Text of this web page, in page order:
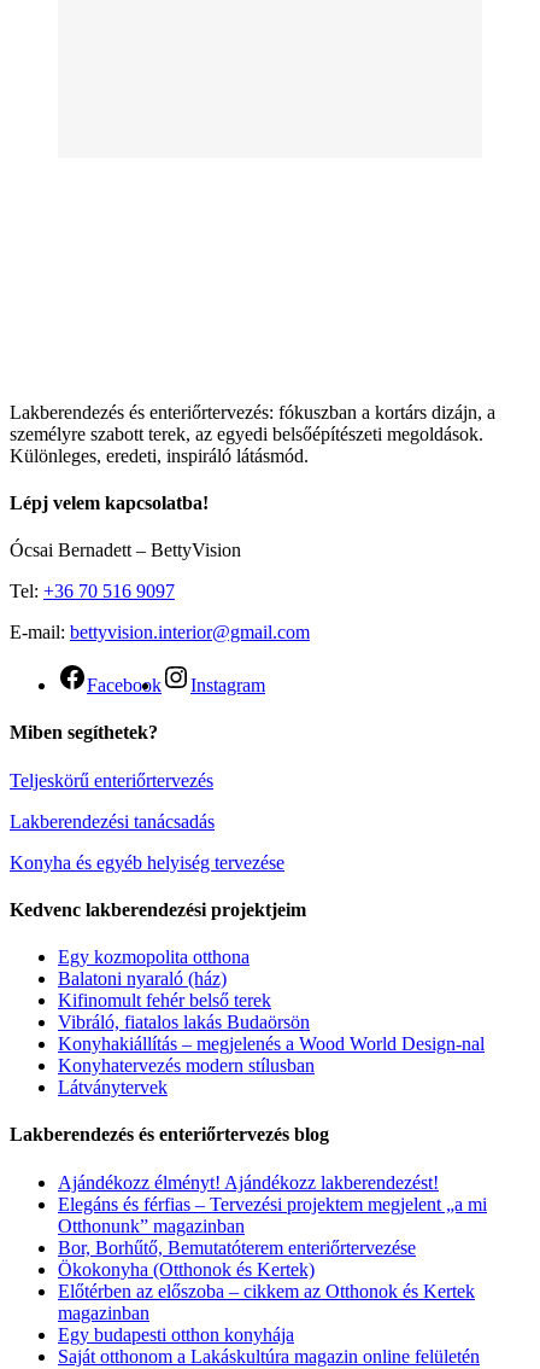
Lakberendezés és enteriőrtervezés: fókuszban a kortárs dizájn, a
személyre szabott terek, az egyedi belsőépítészeti megoldások.
Különleges, eredeti, inspiráló látásmód.
Lépj velem kapcsolatba!
Ócsai Bernadett – BettyVision
Tel: +36 70 516 9097
E-mail: bettyvision.interior@gmail.com
Facebook Instagram
Miben segíthetek?
Teljeskörű enteriőrtervezés
Lakberendezési tanácsadás
Konyha és egyéb helyiség tervezése
Kedvenc lakberendezési projektjeim
Egy kozmopolita otthona
Balatoni nyaraló (ház)
Kifinomult fehér belső terek
Vibráló, fiatalos lakás Budaörsön
Konyhakiállítás – megjelenés a Wood World Design-nal
Konyhatervezés modern stílusban
Látványtervek
Lakberendezés és enteriőrtervezés blog
Ajándékozz élményt! Ajándékozz lakberendezést!
Elegáns és férfias – Tervezési projektem megjelent „a mi
Otthonunk” magazinban
Bor, Borhűtő, Bemutatóterem enteriőrtervezése
Ökokonyha (Otthonok és Kertek)
Előtérben az előszoba – cikkem az Otthonok és Kertek
magazinban
Egy budapesti otthon konyhája
Saját otthonom a Lakáskultúra magazin online felületén